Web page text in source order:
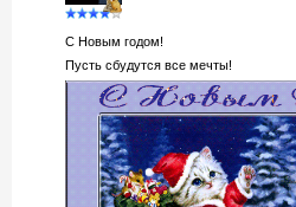
С Новым годом!
Пусть сбудутся все мечты!